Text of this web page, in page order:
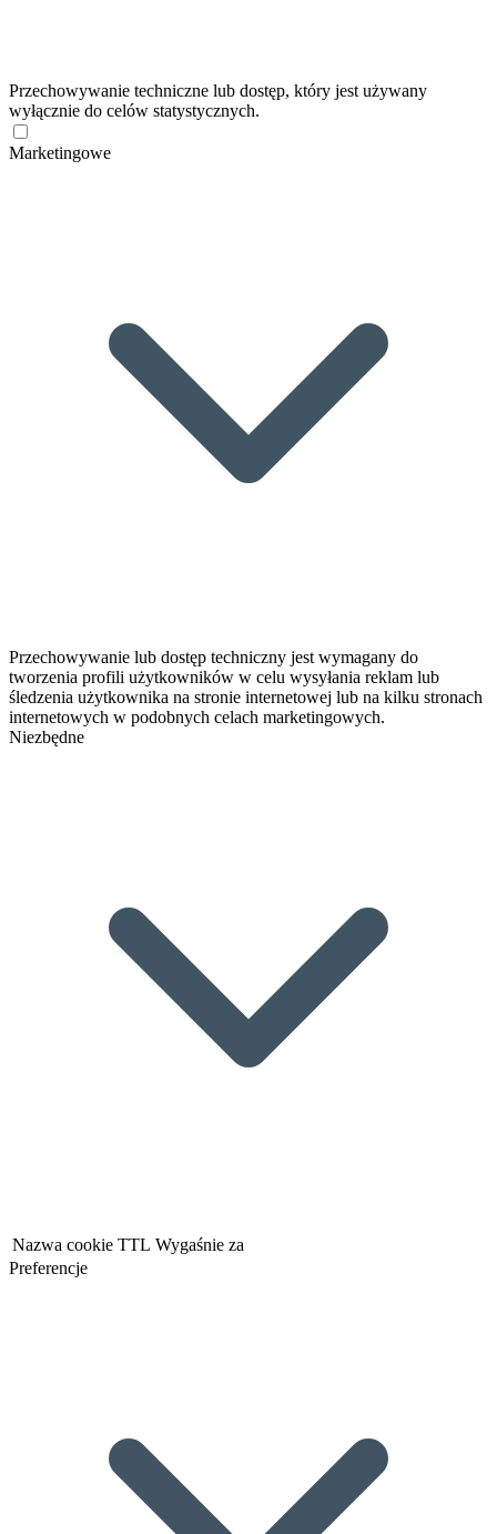
Przechowywanie techniczne lub dostęp, który jest używany
wyłącznie do celów statystycznych.
Marketingowe
Przechowywanie lub dostęp techniczny jest wymagany do
tworzenia profili użytkowników w celu wysyłania reklam lub
śledzenia użytkownika na stronie internetowej lub na kilku stronach
internetowych w podobnych celach marketingowych.
Niezbędne
Nazwa cookie TTL Wygaśnie za
Preferencje